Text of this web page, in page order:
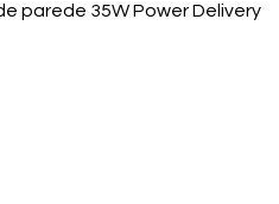
parede 35W Power Delivery